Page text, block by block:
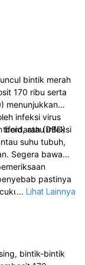
bintik merah
170 ribu serta
menunjukkan
infeksi virus
tifoid, atau infeksi
berdarah (DBD)
suhu tubuh,
Segera bawa
pastinya
istirahat,
bergizi.
seperti
... Lihat Lainnya
bintik-bintik